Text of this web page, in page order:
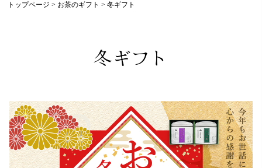
トップページ お茶のギフト 冬ギフト
冬ギフト